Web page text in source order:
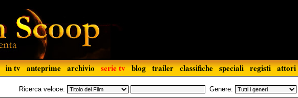
in tv anteprime archivio serie tv blog trailer classifiche speciali registi attori
Ricerca veloce: Genere: